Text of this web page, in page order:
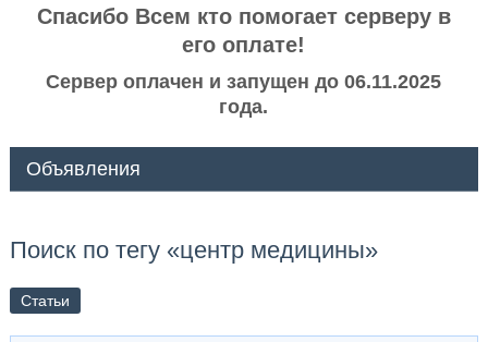
Спасибо Всем кто помогает серверу в
его оплате!
Сервер оплачен и запущен до 06.11.2025
года.
Объявления
Поиск по тегу «центр медицины»
Статьи